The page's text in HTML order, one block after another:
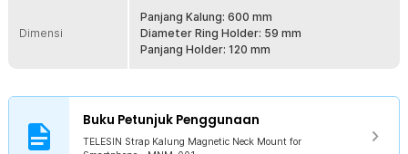
Dilengkapi dengan 16 magnet neodymium yang kuat, Anda tak perlu
khawatir smartphone atau kamera aksi akan terjatuh ketika berlari
atau melompat. Kompatibel untuk smartphone yang dilengkapi
Untuk menggunakan magnetic mount ini sangat lah mudah. Anda
hanya perlu mengalungkan magnetic base di leher, kemudian
Dimensi
Panjang Kalung: 600 mm
Diameter Ring Holder: 59 mm
Panjang Holder: 120 mm
Buku Petunjuk Penggunaan
TELESIN Strap Kalung Magnetic Neck Mount for